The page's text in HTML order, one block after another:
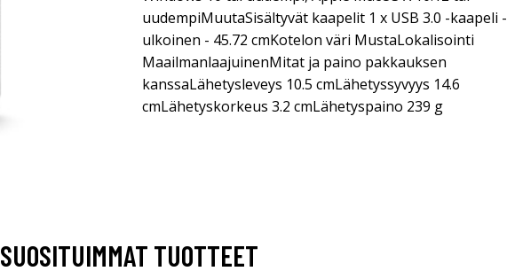
uudempiMuutaSisältyvät kaapelit 1 x USB 3.0 -kaapeli -
ulkoinen - 45.72 cmKotelon väri MustaLokalisointi
MaailmanlaajuinenMitat ja paino pakkauksen
kanssaLähetysleveys 10.5 cmLähetyssyvyys 14.6
cmLähetyskorkeus 3.2 cmLähetyspaino 239 g
SUOSITUIMMAT TUOTTEET